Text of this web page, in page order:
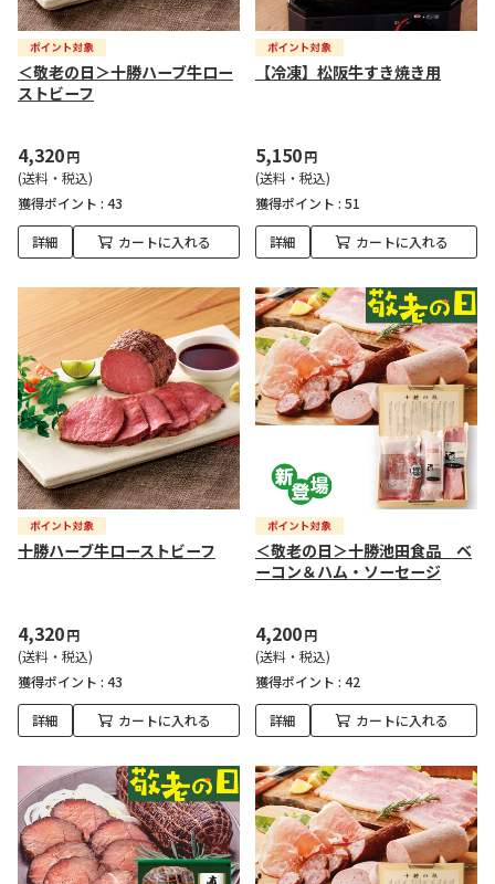
＜敬老の日＞十勝ハーブ牛ロー
ストビーフ
4,320円
(送料・税込)
獲得ポイント : 43
詳細 カートに入れる
【冷凍】松阪牛すき焼き用
5,150円
(送料・税込)
獲得ポイント : 51
詳細 カートに入れる
十勝ハーブ牛ローストビーフ
4,320円
(送料・税込)
獲得ポイント : 43
詳細 カートに入れる
＜敬老の日＞十勝池田食品 ベ
ーコン＆ハム・ソーセージ
4,200円
(送料・税込)
獲得ポイント : 42
詳細 カートに入れる